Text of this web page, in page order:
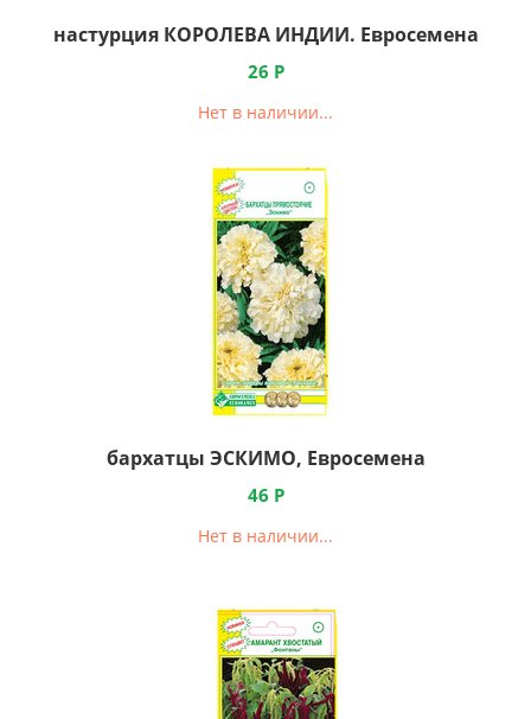
настурция КОРОЛЕВА ИНДИИ. Евросемена
26 Р
Нет в наличии...
бархатцы ЭСКИМО, Евросемена
46 Р
Нет в наличии...